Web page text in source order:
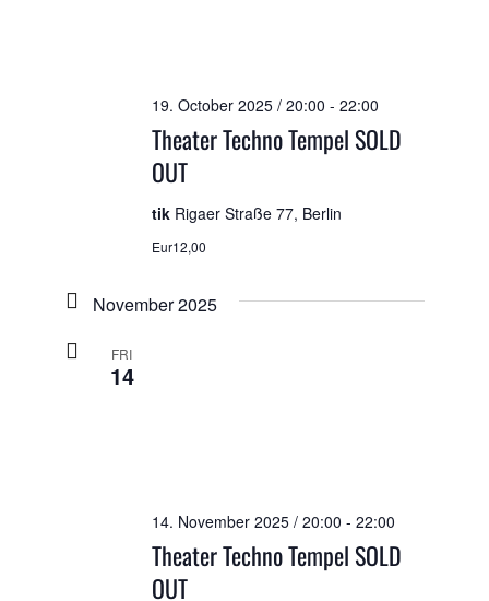
Theater Techno Tempel SOLD
OUT
19. October 2025 / 20:00 - 22:00
tik Rigaer Straße 77, Berlin
Eur12,00
November 2025
FRI
14
Theater Techno Tempel SOLD
OUT
14. November 2025 / 20:00 - 22:00